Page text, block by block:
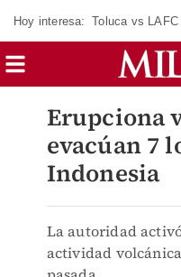
Hoy interesa: Toluca vs LAFC
Erupciona
evacúan 7
Indonesia
La autoridad
actividad